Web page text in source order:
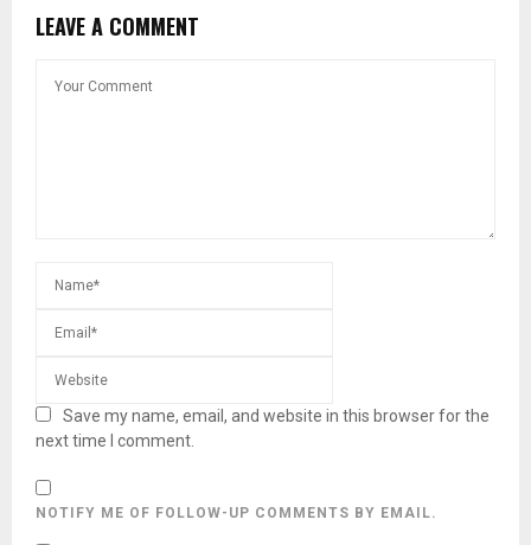
LEAVE A COMMENT
Save my name, email, and website in this browser for the
next time I comment.
NOTIFY ME OF FOLLOW-UP COMMENTS BY EMAIL.